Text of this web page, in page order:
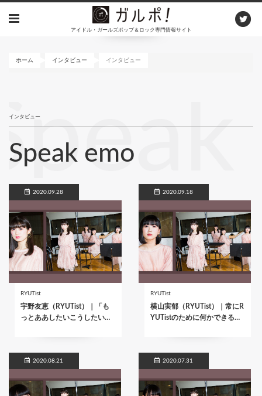
アイドル・ガールズポップ＆ロック専門情報サイト
ホーム インタビュー インタビュー
インタビュー
Speak emo
2020.09.28
RYUTist
宇野友恵（RYUTist）｜「も
っとああしたいこうしたい…
2020.09.18
RYUTist
横山実郁（RYUTist）｜常にR
YUTistのために何かできる…
2020.08.21 2020.07.31